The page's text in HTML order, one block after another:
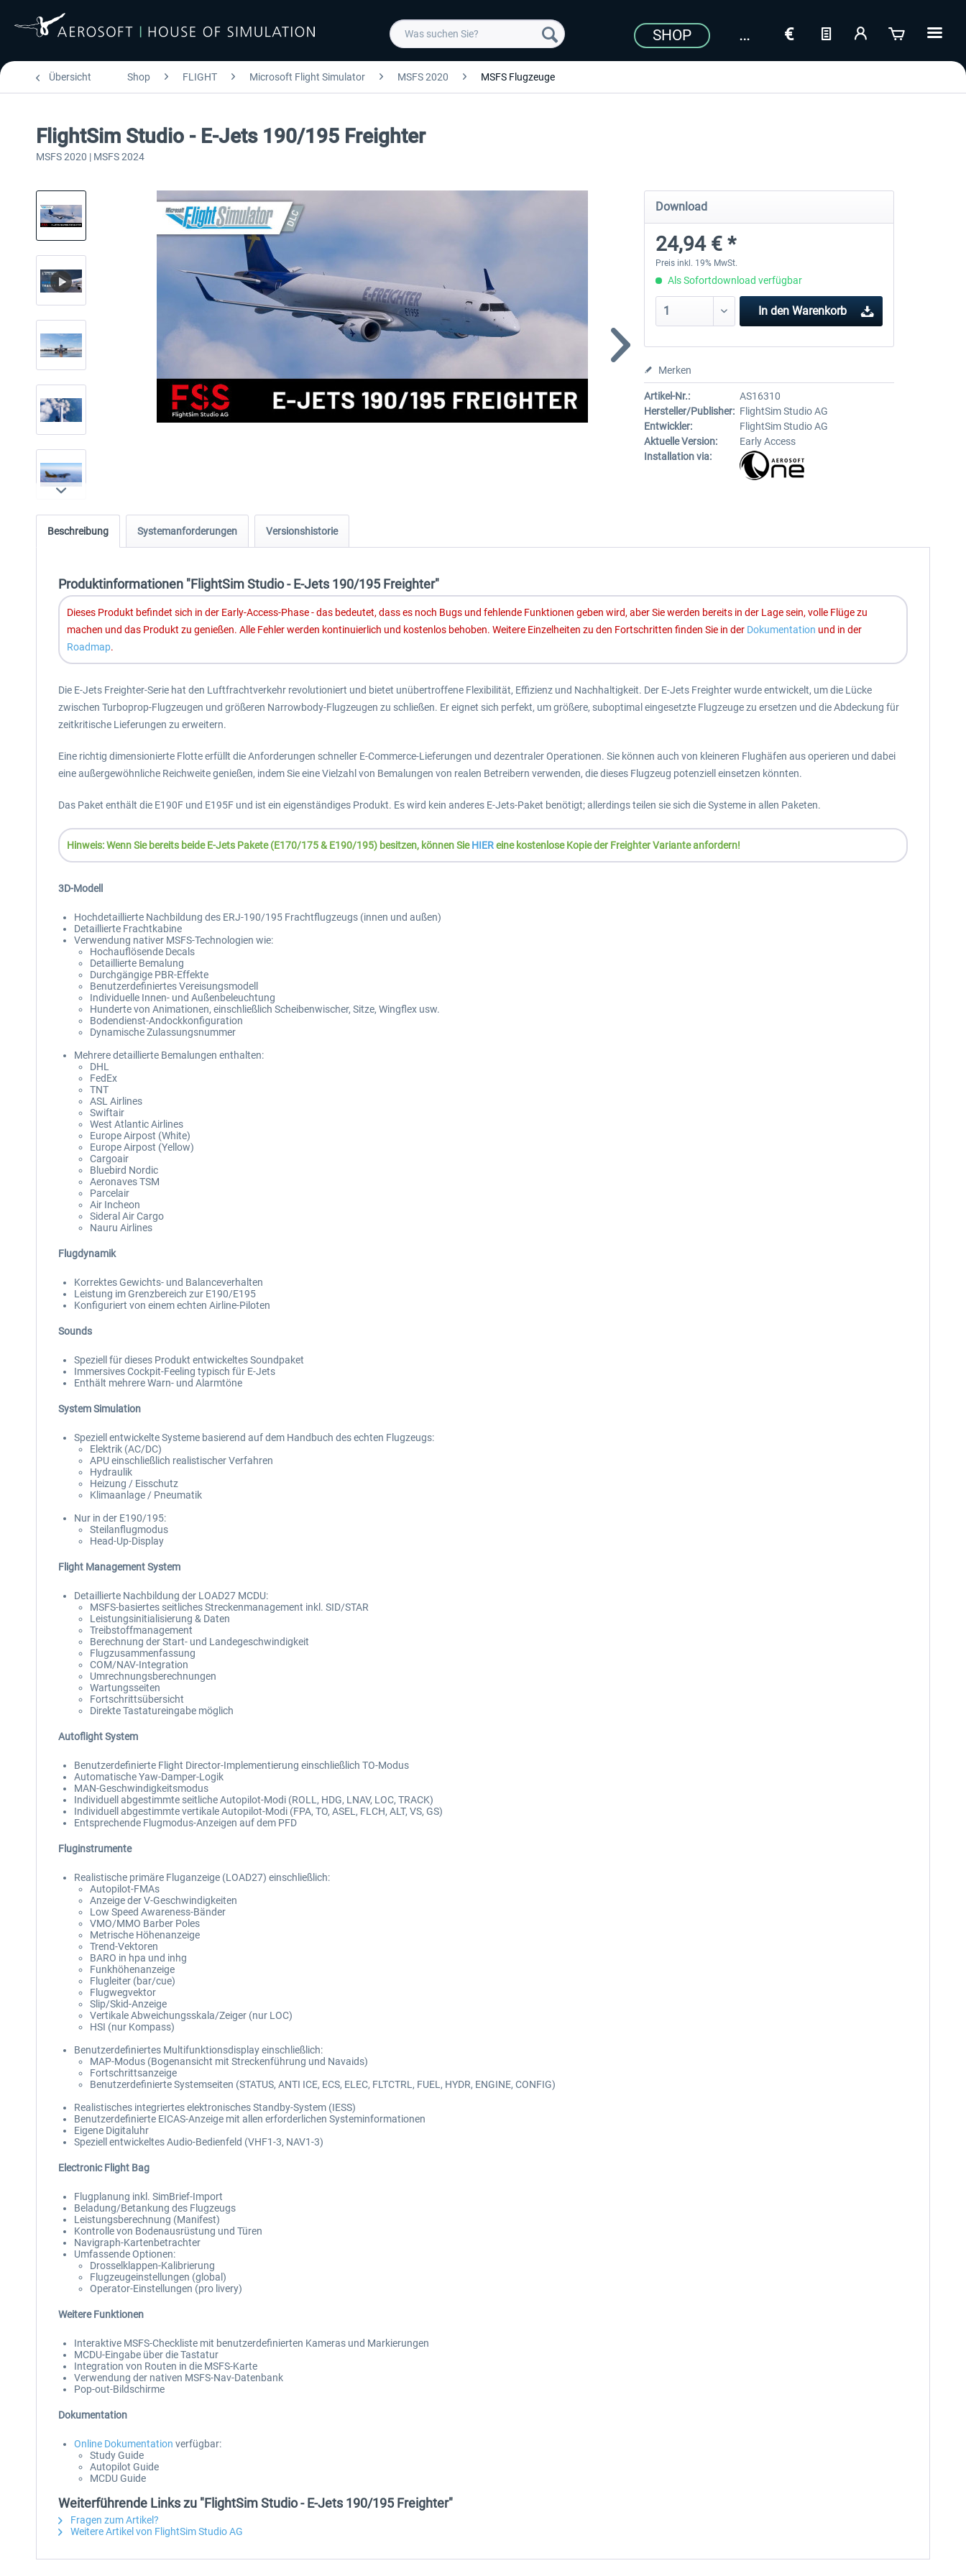
SHOP
Übersicht Shop FLIGHT Microsoft Flight Simulator MSFS 2020 MSFS Flugzeuge
FlightSim Studio - E-Jets 190/195 Freighter
MSFS 2020 | MSFS 2024
Download
24,94 € *
Preis inkl. 19% MwSt.
Als Sofortdownload verfügbar
In den Warenkorb
Merken
Artikel-Nr.:
AS16310
Hersteller/Publisher: FlightSim Studio AG
Entwickler:
FlightSim Studio AG
Aktuelle Version:
Early Access
Installation via:
Beschreibung Systemanforderungen Versionshistorie
Produktinformationen "FlightSim Studio - E-Jets 190/195 Freighter"
Dieses Produkt befindet sich in der Early-Access-Phase - das bedeutet, dass es noch Bugs und fehlende Funktionen geben wird, aber Sie werden bereits in der Lage sein, volle Flüge zu
machen und das Produkt zu genießen. Alle Fehler werden kontinuierlich und kostenlos behoben. Weitere Einzelheiten zu den Fortschritten finden Sie in der Dokumentation und in der
Roadmap.
Die E-Jets Freighter-Serie hat den Luftfrachtverkehr revolutioniert und bietet unübertroffene Flexibilität, Effizienz und Nachhaltigkeit. Der E-Jets Freighter wurde entwickelt, um die Lücke
zwischen Turboprop-Flugzeugen und größeren Narrowbody-Flugzeugen zu schließen. Er eignet sich perfekt, um größere, suboptimal eingesetzte Flugzeuge zu ersetzen und die Abdeckung für
zeitkritische Lieferungen zu erweitern.
Eine richtig dimensionierte Flotte erfüllt die Anforderungen schneller E-Commerce-Lieferungen und dezentraler Operationen. Sie können auch von kleineren Flughäfen aus operieren und dabei
eine außergewöhnliche Reichweite genießen, indem Sie eine Vielzahl von Bemalungen von realen Betreibern verwenden, die dieses Flugzeug potenziell einsetzen könnten.
Das Paket enthält die E190F und E195F und ist ein eigenständiges Produkt. Es wird kein anderes E-Jets-Paket benötigt; allerdings teilen sie sich die Systeme in allen Paketen.
Hinweis: Wenn Sie bereits beide E-Jets Pakete (E170/175 & E190/195) besitzen, können SieHIEReine kostenlose Kopie der Freighter Variante anfordern!
3D-Modell
Hochdetaillierte Nachbildung des ERJ-190/195 Frachtflugzeugs (innen und außen)
Detaillierte Frachtkabine
Verwendung nativer MSFS-Technologien wie:
Hochauflösende Decals
Detaillierte Bemalung
Durchgängige PBR-Effekte
Benutzerdefiniertes Vereisungsmodell
Individuelle Innen- und Außenbeleuchtung
Hunderte von Animationen, einschließlich Scheibenwischer, Sitze, Wingflex usw.
Bodendienst-Andockkonfiguration
Dynamische Zulassungsnummer
Mehrere detaillierte Bemalungen enthalten:
DHL
FedEx
TNT
ASL Airlines
Swiftair
West Atlantic Airlines
Europe Airpost (White)
Europe Airpost (Yellow)
Cargoair
Bluebird Nordic
Aeronaves TSM
Parcelair
Air Incheon
Sideral Air Cargo
Nauru Airlines
Flugdynamik
Korrektes Gewichts- und Balanceverhalten
Leistung im Grenzbereich zur E190/E195
Konfiguriert von einem echten Airline-Piloten
Sounds
Speziell für dieses Produkt entwickeltes Soundpaket
Immersives Cockpit-Feeling typisch für E-Jets
Enthält mehrere Warn- und Alarmtöne
System Simulation
Speziell entwickelte Systeme basierend auf dem Handbuch des echten Flugzeugs:
Elektrik (AC/DC)
APU einschließlich realistischer Verfahren
Hydraulik
Heizung / Eisschutz
Klimaanlage / Pneumatik
Nur in der E190/195:
Steilanflugmodus
Head-Up-Display
Flight Management System
Detaillierte Nachbildung der LOAD27 MCDU:
MSFS-basiertes seitliches Streckenmanagement inkl. SID/STAR
Leistungsinitialisierung & Daten
Treibstoffmanagement
Berechnung der Start- und Landegeschwindigkeit
Flugzusammenfassung
COM/NAV-Integration
Umrechnungsberechnungen
Wartungsseiten
Fortschrittsübersicht
Direkte Tastatureingabe möglich
Autoflight System
Benutzerdefinierte Flight Director-Implementierung einschließlich TO-Modus
Automatische Yaw-Damper-Logik
MAN-Geschwindigkeitsmodus
Individuell abgestimmte seitliche Autopilot-Modi (ROLL, HDG, LNAV, LOC, TRACK)
Individuell abgestimmte vertikale Autopilot-Modi (FPA, TO, ASEL, FLCH, ALT, VS, GS)
Entsprechende Flugmodus-Anzeigen auf dem PFD
Fluginstrumente
Realistische primäre Fluganzeige (LOAD27) einschließlich:
Autopilot-FMAs
Anzeige der V-Geschwindigkeiten
Low Speed Awareness-Bänder
VMO/MMO Barber Poles
Metrische Höhenanzeige
Trend-Vektoren
BARO in hpa und inhg
Funkhöhenanzeige
Flugleiter (bar/cue)
Flugwegvektor
Slip/Skid-Anzeige
Vertikale Abweichungsskala/Zeiger (nur LOC)
HSI (nur Kompass)
Benutzerdefiniertes Multifunktionsdisplay einschließlich:
MAP-Modus (Bogenansicht mit Streckenführung und Navaids)
Fortschrittsanzeige
Benutzerdefinierte Systemseiten (STATUS, ANTI ICE, ECS, ELEC, FLTCTRL, FUEL, HYDR, ENGINE, CONFIG)
Realistisches integriertes elektronisches Standby-System (IESS)
Benutzerdefinierte EICAS-Anzeige mit allen erforderlichen Systeminformationen
Eigene Digitaluhr
Speziell entwickeltes Audio-Bedienfeld (VHF1-3, NAV1-3)
Electronic Flight Bag
Flugplanung inkl. SimBrief-Import
Beladung/Betankung des Flugzeugs
Leistungsberechnung (Manifest)
Kontrolle von Bodenausrüstung und Türen
Navigraph-Kartenbetrachter
Umfassende Optionen:
Drosselklappen-Kalibrierung
Flugzeugeinstellungen (global)
Operator-Einstellungen (pro livery)
Weitere Funktionen
Interaktive MSFS-Checkliste mit benutzerdefinierten Kameras und Markierungen
MCDU-Eingabe über die Tastatur
Integration von Routen in die MSFS-Karte
Verwendung der nativen MSFS-Nav-Datenbank
Pop-out-Bildschirme
Dokumentation
Online Dokumentation verfügbar:
Study Guide
Autopilot Guide
MCDU Guide
Weiterführende Links zu "FlightSim Studio - E-Jets 190/195 Freighter"
Fragen zum Artikel?
Weitere Artikel von FlightSim Studio AG